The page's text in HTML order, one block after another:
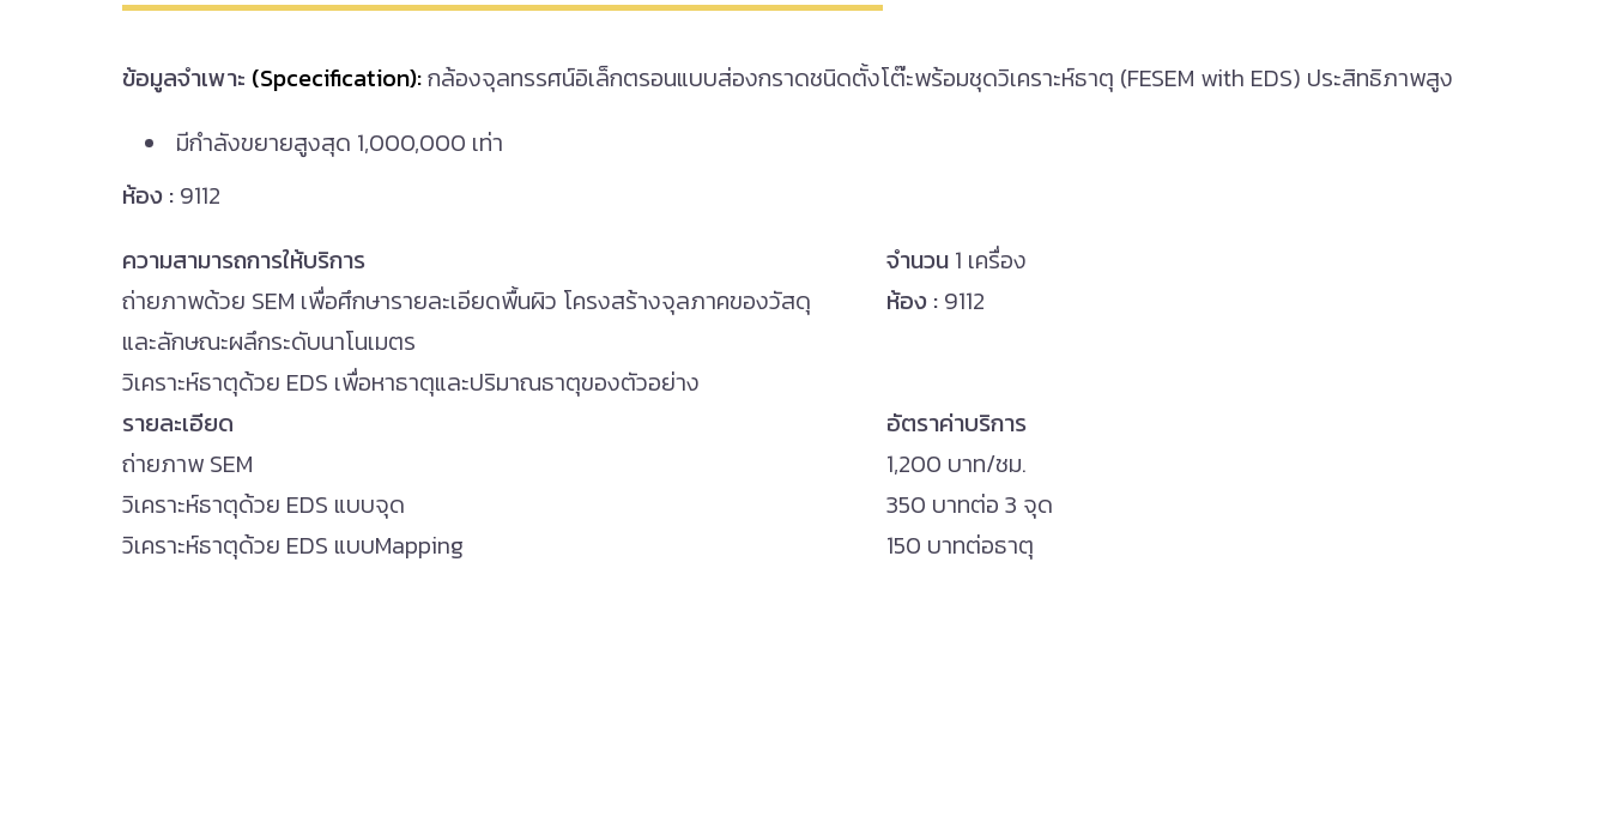
ข้อมูลจำเพาะ (Spcecification):กล้องจุลทรรศน์อิเล็กตรอนแบบส่องกราดชนิดตั้งโต๊ะพร้อมชุดวิเคราะห์ธาตุ (FESEM with EDS) ประสิทธิภาพสูง
มีกำลังขยายสูงสุด 1,000,000 เท่า
ห้อง : 9112
ความสามารถการให้บริการ
จำนวน 1 เครื่อง
ถ่ายภาพด้วย SEM เพื่อศึกษารายละเอียดพื้นผิว โครงสร้างจุลภาคของวัสดุ
ห้อง : 9112
และลักษณะผลึกระดับนาโนเมตร
วิเคราะห์ธาตุด้วย EDS เพื่อหาธาตุและปริมาณธาตุของตัวอย่าง
รายละเอียด
อัตราค่าบริการ
ถ่ายภาพ SEM
1,200 บาท/ชม.
วิเคราะห์ธาตุด้วย EDS แบบจุด
350 บาทต่อ 3 จุด
วิเคราะห์ธาตุด้วย EDS แบบMapping
150 บาทต่อธาตุ